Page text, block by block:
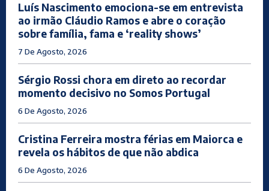
Luís Nascimento emociona-se em entrevista
ao irmão Cláudio Ramos e abre o coração
sobre família, fama e ‘reality shows’
7 De Agosto, 2026
Sérgio Rossi chora em direto ao recordar
momento decisivo no Somos Portugal
6 De Agosto, 2026
Cristina Ferreira mostra férias em Maiorca e
revela os hábitos de que não abdica
6 De Agosto, 2026